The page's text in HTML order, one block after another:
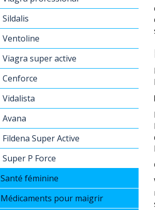
Sildalis
Ventoline
Viagra super active
Cenforce
Vidalista
Avana
Fildena Super Active
Super P Force
Santé féminine
Médicaments pour maigrir